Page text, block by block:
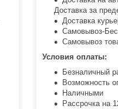
Доставка за
Доставка
Самовывоз-
Самовывоз
Условия оплаты:
Безналичный
Возможность
Наличными
Рассрочка на